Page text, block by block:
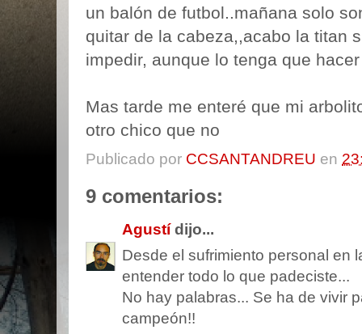
un balón de futbol..mañana solo
quitar de la cabeza,,acabo la titan
impedir, aunque lo tenga que
Mas tarde me enteré que mi
otro chico que no
Publicado por CCSANTANDREU en
9 comentarios:
Agustídijo...
Desde el sufrimiento personal en
entender todo lo que padeciste...
No hay palabras... Se ha de vivir
campeón!!